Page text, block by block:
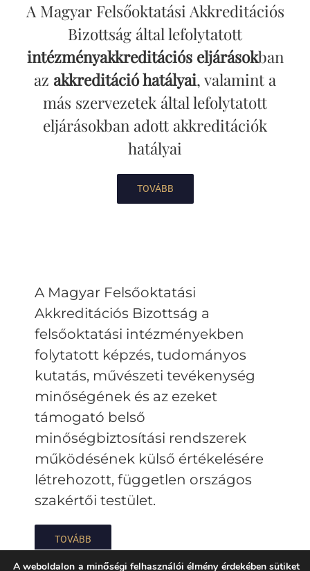
A Magyar Felsőoktatási Akkreditációs
Bizottság által lefolytatott
intézményakkreditációs eljárásokban
az akkreditáció hatályai, valamint a
más szervezetek által lefolytatott
eljárásokban adott akkreditációk
hatályai
TOVÁBB
A Magyar Felsőoktatási
Akkreditációs Bizottság a
felsőoktatási intézményekben
folytatott képzés, tudományos
kutatás, művészeti tevékenység
minőségének és az ezeket
támogató belső
minőségbiztosítási rendszerek
működésének külső értékelésére
létrehozott, független országos
szakértői testület.
TOVÁBB
A weboldalon a minőségi felhasználói élmény érdekében sütiket